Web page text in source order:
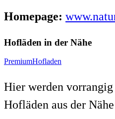
Homepage:
Hofläden in der Nähe
PremiumHofladen
Hier werden
Hofläden aus der